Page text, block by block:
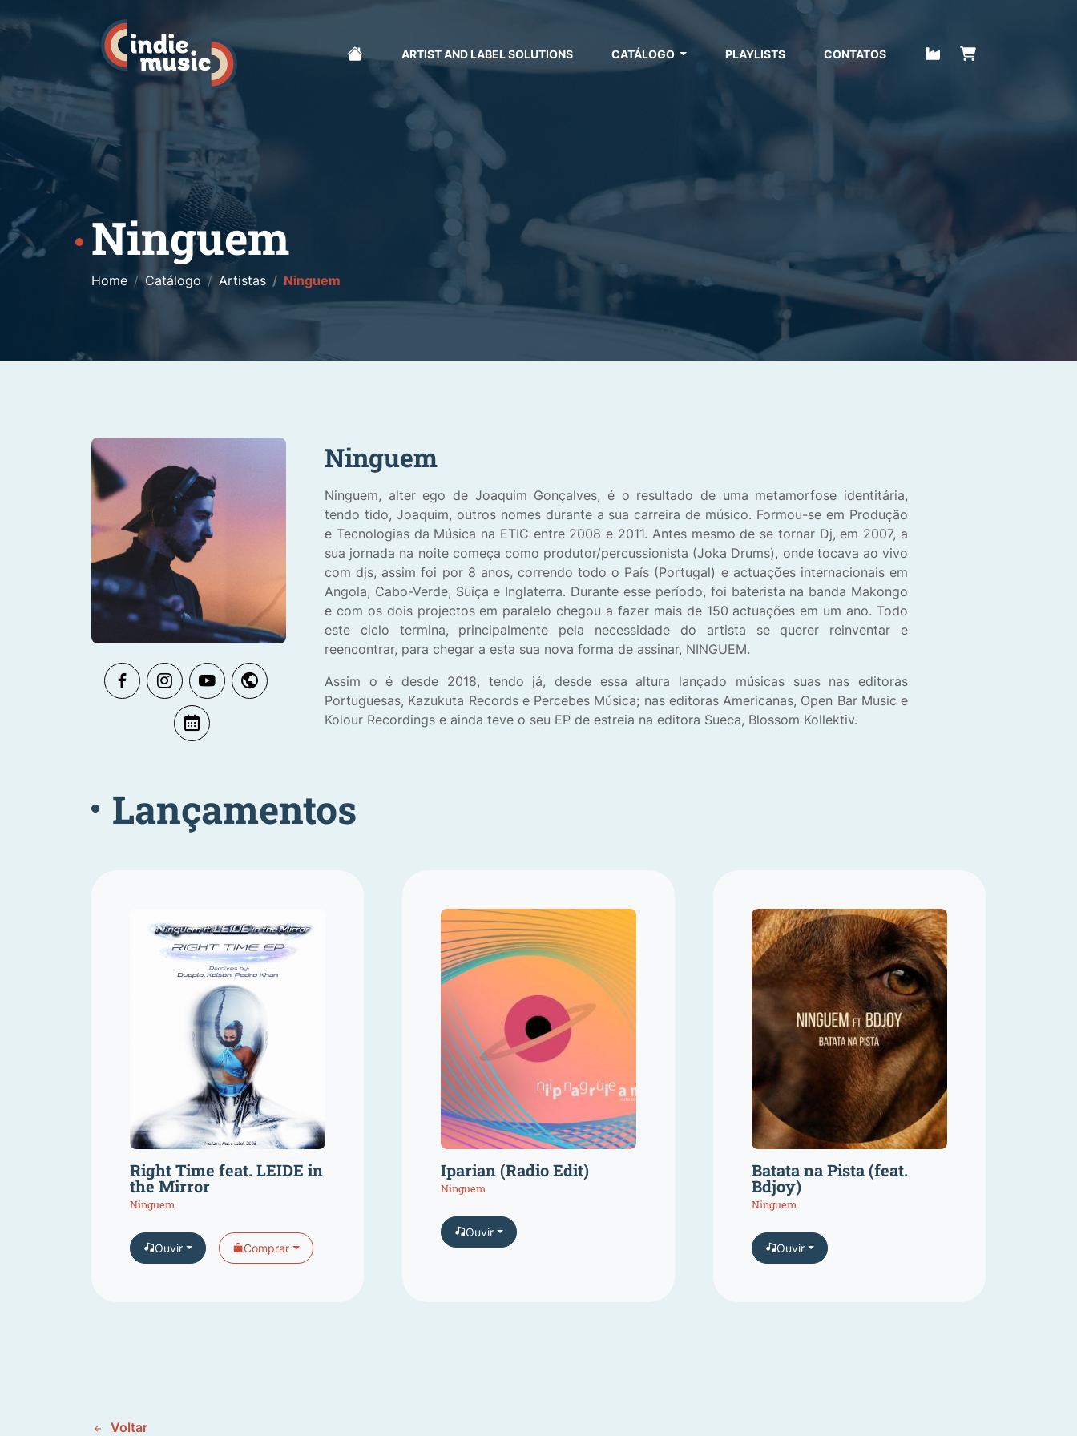
ARTIST AND LABEL SOLUTIONS CATÁLOGO PLAYLISTS CONTATOS
Ninguem
Home Catálogo Artistas Ninguem
Ninguem
Ninguem, alter ego de Joaquim Gonçalves, é o resultado de uma metamorfose identitária,
tendo tido, Joaquim, outros nomes durante a sua carreira de músico. Formou-se em Produção
e Tecnologias da Música na ETIC entre 2008 e 2011. Antes mesmo de se tornar Dj, em 2007, a
sua jornada na noite começa como produtor/percussionista (Joka Drums), onde tocava ao vivo
com djs, assim foi por 8 anos, correndo todo o País (Portugal) e actuações internacionais em
Angola, Cabo-Verde, Suíça e Inglaterra. Durante esse período, foi baterista na banda Makongo
e com os dois projectos em paralelo chegou a fazer mais de 150 actuações em um ano. Todo
este ciclo termina, principalmente pela necessidade do artista se querer reinventar e
reencontrar, para chegar a esta sua nova forma de assinar, NINGUEM.
Assim o é desde 2018, tendo já, desde essa altura lançado músicas suas nas editoras
Portuguesas, Kazukuta Records e Percebes Música; nas editoras Americanas, Open Bar Music e
Kolour Recordings e ainda teve o seu EP de estreia na editora Sueca, Blossom Kollektiv.
Lançamentos
Right Time feat. LEIDE in
the Mirror
Ninguem
Ouvir Comprar
Iparian (Radio Edit)
Ninguem
Ouvir
Batata na Pista (feat.
Bdjoy)
Ninguem
Ouvir
Voltar